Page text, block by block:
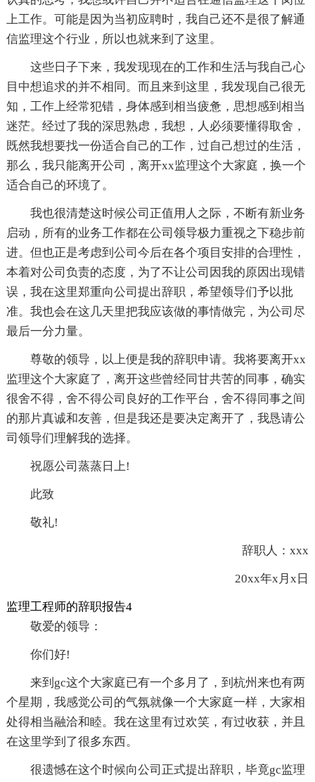
上工作。可能是因为当初应聘时，我自己还不是很了解通
信监理这个行业，所以也就来到了这里。
这些日子下来，我发现现在的工作和生活与我自己心
目中想追求的并不相同。而且来到这里，我发现自己很无
知，工作上经常犯错，身体感到相当疲惫，思想感到相当
迷茫。经过了我的深思熟虑，我想，人必须要懂得取舍，
既然我想要找一份适合自己的工作，过自己想过的生活，
那么，我只能离开公司，离开xx监理这个大家庭，换一个
适合自己的环境了。
我也很清楚这时候公司正值用人之际，不断有新业务
启动，所有的业务工作都在公司领导极力重视之下稳步前
进。但也正是考虑到公司今后在各个项目安排的合理性，
本着对公司负责的态度，为了不让公司因我的原因出现错
误，我在这里郑重向公司提出辞职，希望领导们予以批
准。我也会在这几天里把我应该做的事情做完，为公司尽
最后一分力量。
尊敬的领导，以上便是我的辞职申请。我将要离开xx
监理这个大家庭了，离开这些曾经同甘共苦的同事，确实
很舍不得，舍不得公司良好的工作平台，舍不得同事之间
的那片真诚和友善，但是我还是要决定离开了，我恳请公
司领导们理解我的选择。
祝愿公司蒸蒸日上!
此致
敬礼!
辞职人：xxx
20xx年x月x日
监理工程师的辞职报告4
敬爱的领导：
你们好!
来到gc这个大家庭已有一个多月了，到杭州来也有两
个星期，我感觉公司的气氛就像一个大家庭一样，大家相
处得相当融洽和睦。我在这里有过欢笑，有过收获，并且
在这里学到了很多东西。
很遗憾在这个时候向公司正式提出辞职，毕竟gc监理